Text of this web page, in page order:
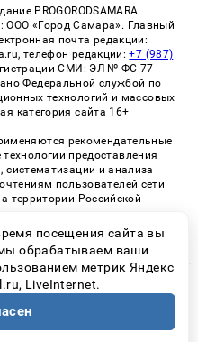
PROGORODSAMARA
«Город Самара». Главный
почта редакции:
телефон редакции:+7 (987)
СМИ: ЭЛ № ФС 77 -
Федеральной службой по
технологий и массовых
категория сайта 16+
рекомендательные
предоставления
и анализа
пользователей сети
территории Российской
рекомендательных
обменной сети
«СМИ2» (PDF)
| Все права защищены
сайта 16+
посещения сайта вы
обрабатываем ваши
метрик Яндекс
LiveInternet.